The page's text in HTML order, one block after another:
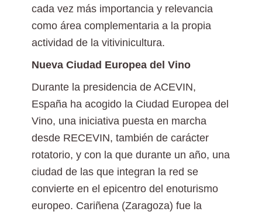
cada vez más importancia y relevancia
como área complementaria a la propia
actividad de la vitivinicultura.
Nueva Ciudad Europea del Vino
Durante la presidencia de ACEVIN,
España ha acogido la Ciudad Europea del
Vino, una iniciativa puesta en marcha
desde RECEVIN, también de carácter
rotatorio, y con la que durante un año, una
ciudad de las que integran la red se
convierte en el epicentro del enoturismo
europeo. Cariñena (Zaragoza) fue la